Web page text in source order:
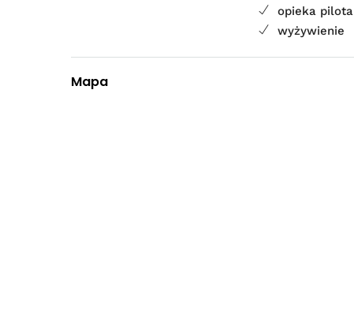
opieka pilota
wyżywienie
Mapa